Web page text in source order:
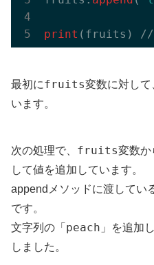
print (fruits)
最初にfruits変数に対し
います。
次の処理で、 fruits変数か
して値を追加しています。
appendメソッドに渡してい
です。
文字列の「 peach 」を追加
しました。